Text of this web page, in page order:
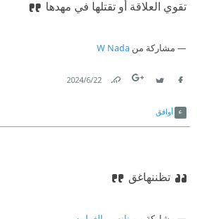
تقوي العلاقة أو تقتلها في مهدها
مشاركة من W Nada
22‏/6‏/2024
أوافق
تظننهاغق